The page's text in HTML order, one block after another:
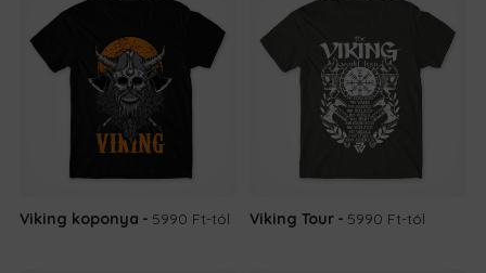
Viking koponya 5990 Ft-tól Viking Tour 5990 Ft-tól